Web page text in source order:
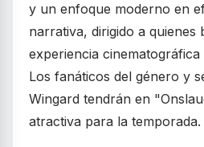
y un enfoque moderno en
narrativa, dirigido a quienes
experiencia
Los fanáticos del género y
Wingard tendrán en
atractiva para la temporada.